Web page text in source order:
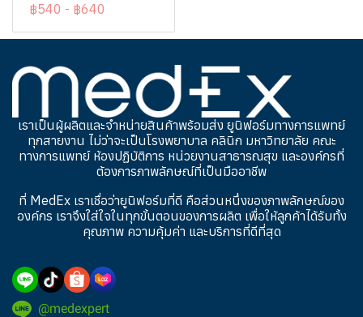
฿540 - ฿640
เราเป็นผู้ผลิตและจำหน่ายสินค้าพร้อมส่ง ยูนิฟอร์มทางการแพทย์
ทุกสายงาน ไม่ว่าจะเป็นโรงพยาบาล คลินิก มหาวิทยาลัย คณะ
ทางการแพทย์ ห้องปฏิบัติการ หน่วยงานสาธารณสุข และองค์กรที่
ต้องการภาพลักษณ์ที่เป็นมืออาชีพ
ที่ MedEx เราเชื่อว่ายูนิฟอร์มที่ดี คือส่วนหนึ่งของภาพลักษณ์ของ
องค์กร เราจึงใส่ใจในทุกขั้นตอนของการผลิต เพื่อให้ลูกค้าได้รับทั้ง
คุณภาพ ความคุ้มค่า และบริการที่ดีที่สุด
@medexpert